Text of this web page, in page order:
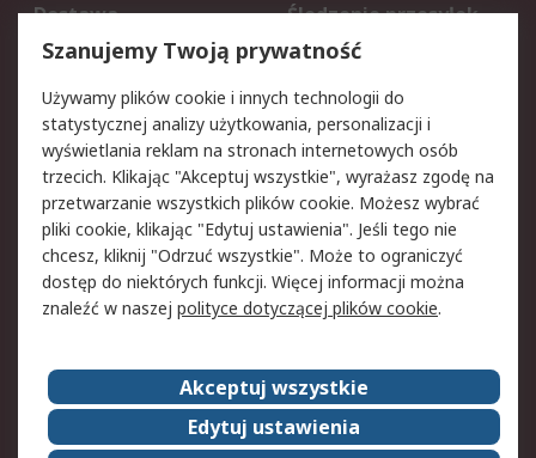
Dostawa
Śledzenie przesyłek
Reklamacje i zwroty
Rejestracja
Aspekty prawne
Bezpieczeństwo e-
maila
Polityka dotycząca
plików cookie
Polityka prywatności
Użytkowanie witryny
Zastrzeżenia prawne
Warunki Sprzedaży
Kontakt
O firmie RS
RS na świecie
Szanujemy Twoją prywatność
Używamy plików cookie i innych technologii do
statystycznej analizy użytkowania, personalizacji i
wyświetlania reklam na stronach internetowych osób
trzecich. Klikając "Akceptuj wszystkie", wyrażasz zgodę na
przetwarzanie wszystkich plików cookie. Możesz wybrać
pliki cookie, klikając "Edytuj ustawienia". Jeśli tego nie
chcesz, kliknij "Odrzuć wszystkie". Może to ograniczyć
dostęp do niektórych funkcji. Więcej informacji można
znaleźć w naszej polityce dotyczącej plików cookie.
Akceptuj wszystkie
Edytuj ustawienia